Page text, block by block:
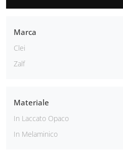
Marca
Clei
Zalf
Materiale
In Laccato Opaco
In Melaminico